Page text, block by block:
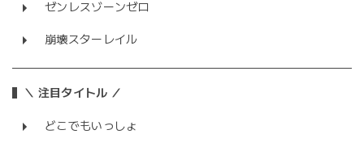
ゼンレスゾーンゼロ
崩壊スターレイル
＼ 注目タイトル ／
どこでもいっしょ